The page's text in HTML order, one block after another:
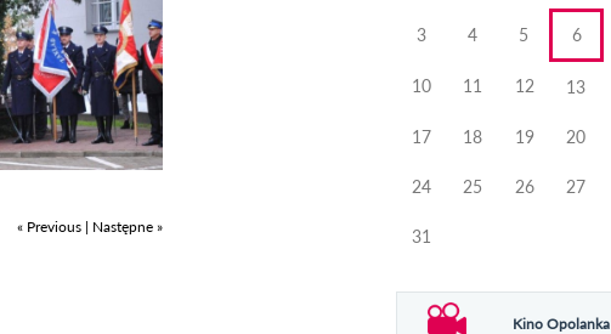
« Previous | Następne »
3 4 5 6
10 11 12 13
17 18 19 20
24 25 26 27
31
Kino Opolanka